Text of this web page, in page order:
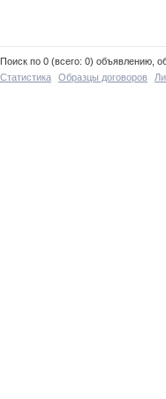
Поиск по 0 (всего: 0) объявлению,
Статистика
Образцы договоров